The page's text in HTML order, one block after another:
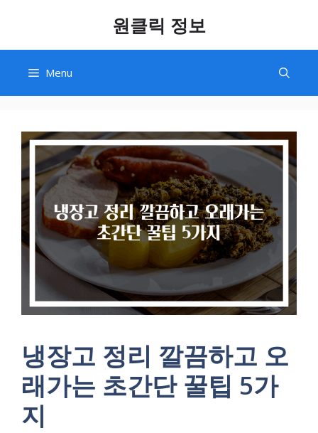
content
원클릭 정보
Menu
냉장고 정리 깔끔하고 오
래가는 초간단 꿀팁 5가
지